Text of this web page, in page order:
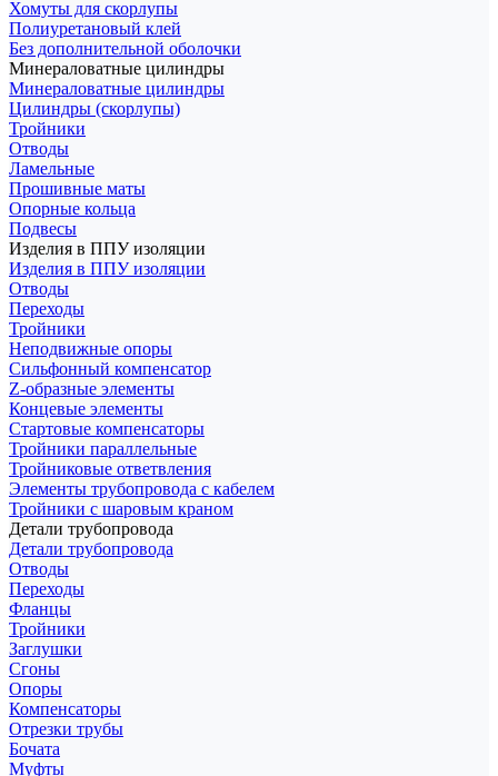
Хомуты для скорлупы
Полиуретановый клей
Без дополнительной оболочки
Минераловатные цилиндры
Минераловатные цилиндры
Цилиндры (скорлупы)
Тройники
Отводы
Ламельные
Прошивные маты
Опорные кольца
Подвесы
Изделия в ППУ изоляции
Изделия в ППУ изоляции
Отводы
Переходы
Тройники
Неподвижные опоры
Cильфонный компенсатор
Z-образные элементы
Концевые элементы
Стартовые компенсаторы
Тройники параллельные
Тройниковые ответвления
Элементы трубопровода с кабелем
Тройники с шаровым краном
Детали трубопровода
Детали трубопровода
Отводы
Переходы
Фланцы
Тройники
Заглушки
Сгоны
Опоры
Компенсаторы
Отрезки трубы
Бочата
Муфты